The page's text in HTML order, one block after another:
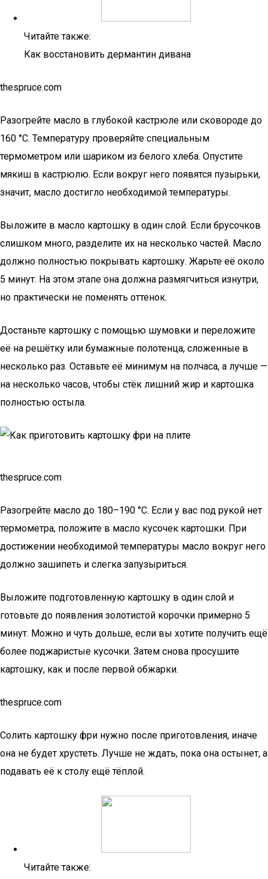
Читайте также:
Как восстановить дермантин дивана
thespruce.com
Разогрейте масло в глубокой кастрюле или сковороде до
160 °C. Температуру проверяйте специальным
термометром или шариком из белого хлеба. Опустите
мякиш в кастрюлю. Если вокруг него появятся пузырьки,
значит, масло достигло необходимой температуры.
Выложите в масло картошку в один слой. Если брусочков
слишком много, разделите их на несколько частей. Масло
должно полностью покрывать картошку. Жарьте её около
5 минут. На этом этапе она должна размягчиться изнутри,
но практически не поменять оттенок.
Достаньте картошку с помощью шумовки и переложите
её на решётку или бумажные полотенца, сложенные в
несколько раз. Оставьте её минимум на полчаса, а лучше —
на несколько часов, чтобы стёк лишний жир и картошка
полностью остыла.
thespruce.com
Разогрейте масло до 180–190 °C. Если у вас под рукой нет
термометра, положите в масло кусочек картошки. При
достижении необходимой температуры масло вокруг него
должно зашипеть и слегка запузыриться.
Выложите подготовленную картошку в один слой и
готовьте до появления золотистой корочки примерно 5
минут. Можно и чуть дольше, если вы хотите получить ещё
более поджаристые кусочки. Затем снова просушите
картошку, как и после первой обжарки.
thespruce.com
Солить картошку фри нужно после приготовления, иначе
она не будет хрустеть. Лучше не ждать, пока она остынет, а
подавать её к столу ещё тёплой.
Читайте также: